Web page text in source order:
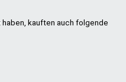
kauften auch folgende